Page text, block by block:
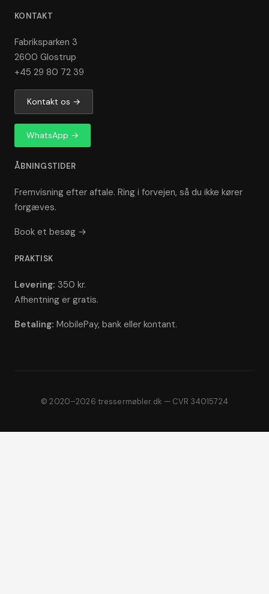
KONTAKT
Fabriksparken 3
2600 Glostrup
+45 29 80 72 39
Kontakt os →
WhatsApp →
ÅBNINGSTIDER
Fremvisning efter aftale. Ring i forvejen, så du ikke kører
forgæves.
Book et besøg →
PRAKTISK
Levering: 350 kr.
Afhentning er gratis.
Betaling: MobilePay, bank eller kontant.
© 2020–2026 tressermøbler.dk — CVR 34015724